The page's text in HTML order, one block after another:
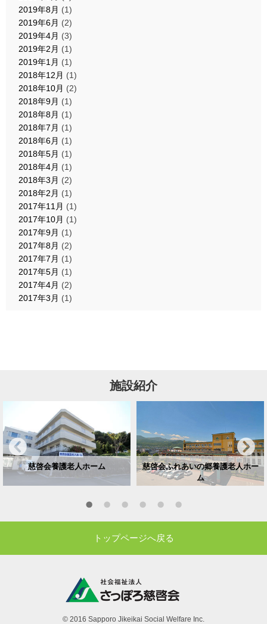
2019年8月 (1)
2019年6月 (2)
2019年4月 (3)
2019年2月 (1)
2019年1月 (1)
2018年12月 (1)
2018年10月 (2)
2018年9月 (1)
2018年8月 (1)
2018年7月 (1)
2018年6月 (1)
2018年5月 (1)
2018年4月 (1)
2018年3月 (2)
2018年2月 (1)
2017年11月 (1)
2017年10月 (1)
2017年9月 (1)
2017年8月 (2)
2017年7月 (1)
2017年5月 (1)
2017年4月 (2)
2017年3月 (1)
施設紹介
慈啓会養護老人ホーム
慈啓会ふれあいの郷養護老人ホー
ム
トップページへ戻る
© 2016 Sapporo Jikeikai Social Welfare Inc.